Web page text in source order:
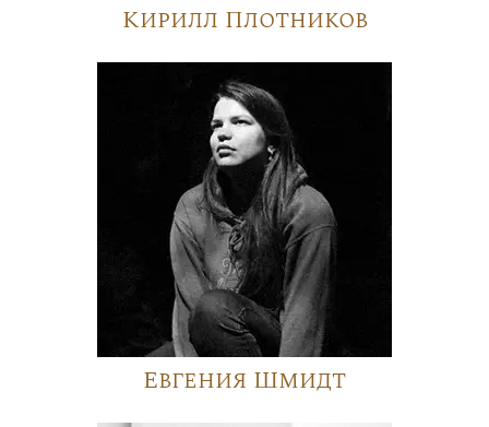
Кирилл Плотников
Евгения Шмидт